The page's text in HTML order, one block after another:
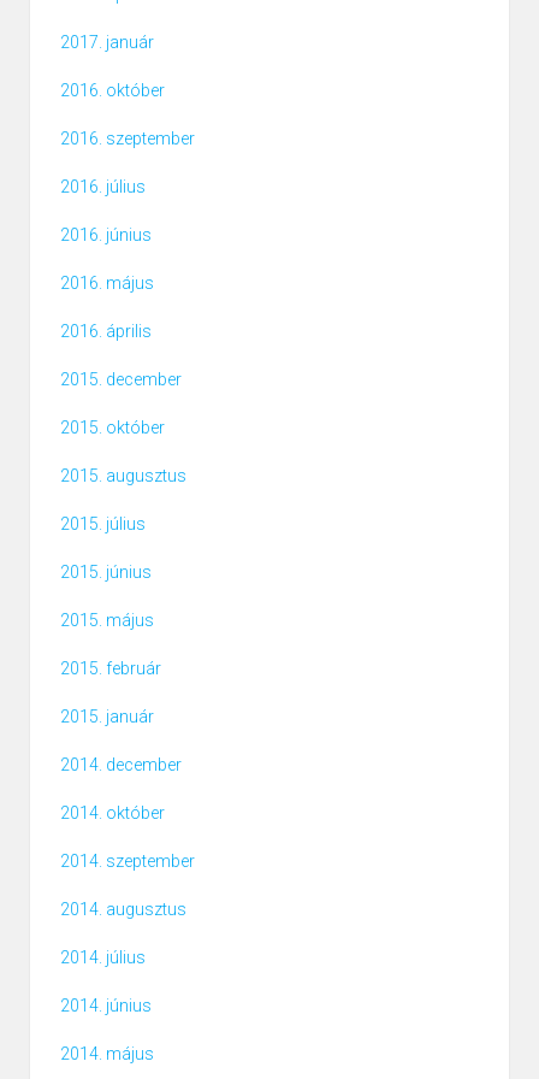
2017. január
2016. október
2016. szeptember
2016. július
2016. június
2016. május
2016. április
2015. december
2015. október
2015. augusztus
2015. július
2015. június
2015. május
2015. február
2015. január
2014. december
2014. október
2014. szeptember
2014. augusztus
2014. július
2014. június
2014. május